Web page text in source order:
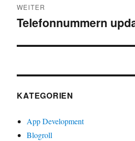
WEITER
Nächster
Telefonnummern
KATEGORIEN
App Development
Blogroll